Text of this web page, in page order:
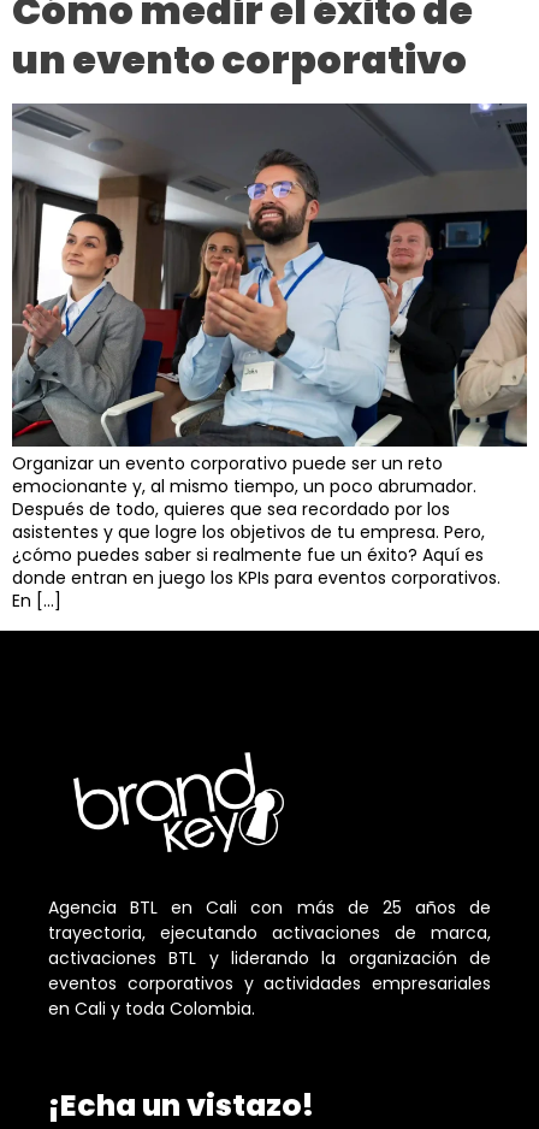
un evento corporativo
Organizar un evento corporativo puede ser un reto
emocionante y, al mismo tiempo, un poco abrumador.
Después de todo, quieres que sea recordado por los
asistentes y que logre los objetivos de tu empresa. Pero,
¿cómo puedes saber si realmente fue un éxito? Aquí es
donde entran en juego los KPIs para eventos corporativos.
En […]
Agencia BTL en Cali con más de 25 años de
trayectoria, ejecutando activaciones de marca,
activaciones BTL y liderando la organización de
eventos corporativos y actividades empresariales
en Cali y toda Colombia.
¡Echa un vistazo!